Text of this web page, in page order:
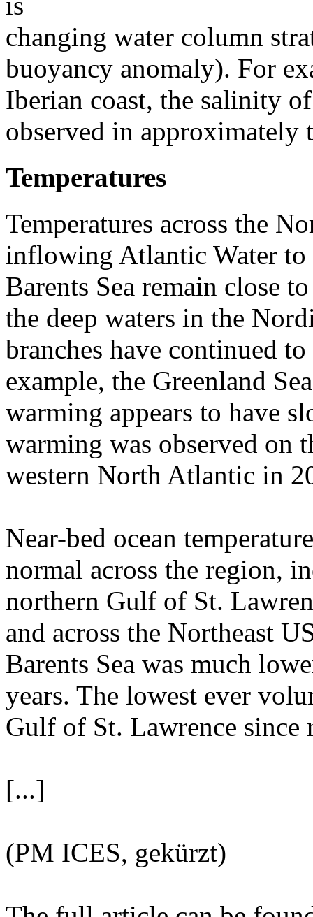
changing water column
buoyancy anomaly). For
Iberian coast, the salinity
observed in approximately
Temperatures​
Temperatures across the
inflowing Atlantic Water to
Barents Sea remain close
the deep waters in the
branches have continued
example, the Greenland
warming appears to have
warming was observed on
western North Atlantic in
Near-bed ocean
normal across the region,
northern Gulf of St.
and across the Northeast
Barents Sea was much
years. The lowest ever
Gulf of St. Lawrence since
[...]
(PM ICES, gekürzt)